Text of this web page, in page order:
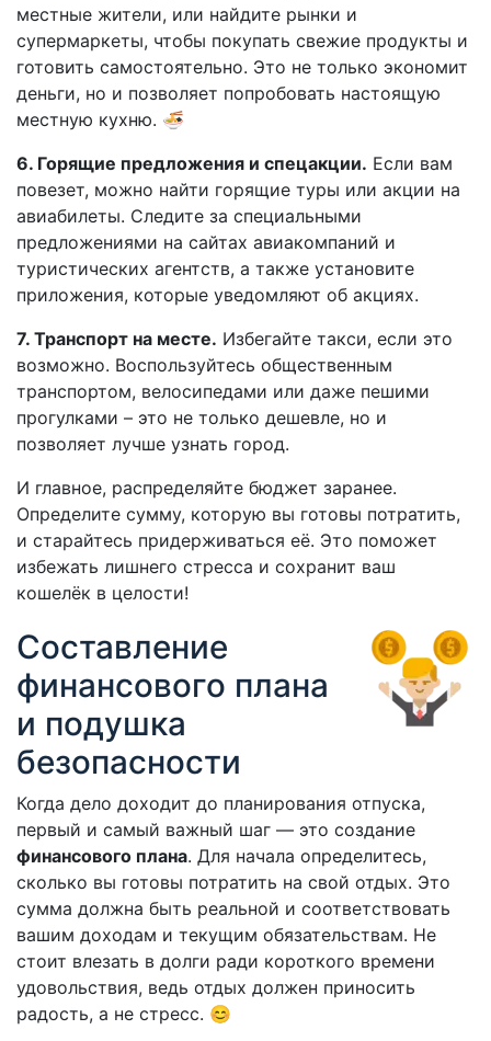
местные жители, или найдите рынки и
супермаркеты, чтобы покупать свежие продукты и
готовить самостоятельно. Это не только экономит
деньги, но и позволяет попробовать настоящую
местную кухню. 🍜
6. Горящие предложения и спецакции. Если вам
повезет, можно найти горящие туры или акции на
авиабилеты. Следите за специальными
предложениями на сайтах авиакомпаний и
туристических агентств, а также установите
приложения, которые уведомляют об акциях.
7. Транспорт на месте. Избегайте такси, если это
возможно. Воспользуйтесь общественным
транспортом, велосипедами или даже пешими
прогулками – это не только дешевле, но и
позволяет лучше узнать город.
И главное, распределяйте бюджет заранее.
Определите сумму, которую вы готовы потратить,
и старайтесь придерживаться её. Это поможет
избежать лишнего стресса и сохранит ваш
кошелёк в целости!
Составление
финансового плана
и подушка
безопасности
Когда дело доходит до планирования отпуска,
первый и самый важный шаг — это создание
финансового плана. Для начала определитесь,
сколько вы готовы потратить на свой отдых. Это
сумма должна быть реальной и соответствовать
вашим доходам и текущим обязательствам. Не
стоит влезать в долги ради короткого времени
удовольствия, ведь отдых должен приносить
радость, а не стресс. 😊